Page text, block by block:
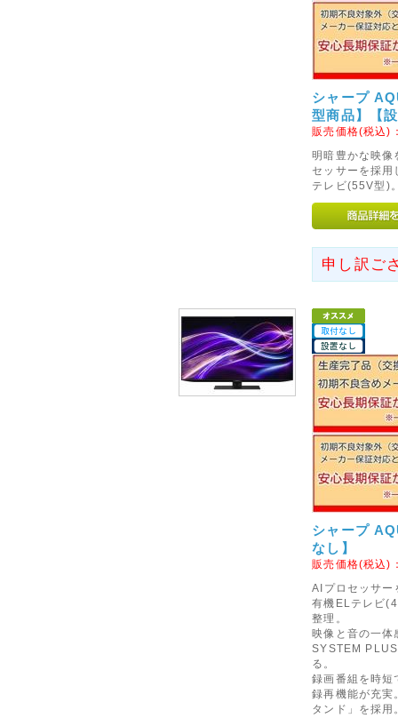
au(ezweb)携帯をご利用のお客
い事例が多数発生しておりま
ご確認をお願いいたします
◇阪神・淡路大震災から20
阪神・淡路大震災から20年の
でご冥福をお祈りいたします。
◇関東への送料改定につき
ヤマト運輸の運賃改定にとも
木県、群馬県、埼玉県、千葉
2013年04月29日
◇北海道、沖縄県及び一部
このたび運送会社の遠隔地運賃
離島への基本送料を以下のとお
北海道へのお届けは基本送料
基本送料を3,000円を頂戴いた
解、ご了承くださいませ。
◇土・日・祝のお電話の対
誠に勝手ながら、土・日・祝
させていただきます。
各種、お問い合わせにつきま
ルにて送信くださいませ。
※随時、ご返信を行わせていた
※初期不良につきましては、お
だく場合もございます。
なお、発送は通常どおり行っ
シャープ
型商品】【
販売価格(税込)
明暗豊かな映
セッサーを採
テレビ(55V型)
申し訳ご
シャープ
なし】
販売価格(税込)
AIプロセッサ
有機ELテレビ
整理。
映像と音の一
SYSTEM
る。
録画番組を時短
録再機能が充実
タンド」を採用